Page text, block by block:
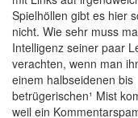
Spielhöllen gibt es hier
nicht. Wie sehr muss
Intelligenz seiner paar
verachten, wenn man
einem halbseidenen bis
betrügerischen¹ Mist
weil ein